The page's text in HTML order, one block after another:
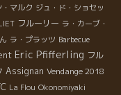
・マルク ジュ・ド・ショセッ
フルーリー ラ・カーブ・
ラ・プラッツ Barbecue
Eric Pfifferling フル
Assignan Vendange 2018
La Flou Okonomiyaki